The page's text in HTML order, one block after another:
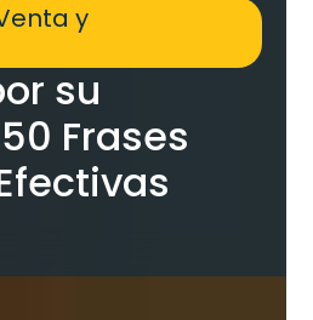
y
su
Frases